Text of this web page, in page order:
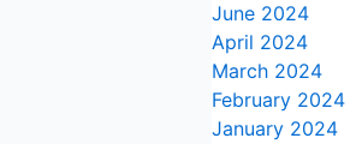
June 2024
April 2024
March 2024
February 2024
January 2024